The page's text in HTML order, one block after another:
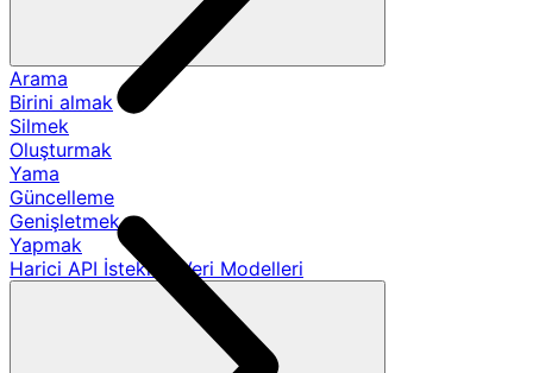
Arama
Birini almak
Silmek
Oluşturmak
Yama
Güncelleme
Genişletmek
Yapmak
Harici API İstekleri Veri Modelleri